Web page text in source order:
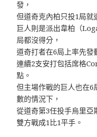
發，
但道奇克內柏只投1局就
巨人則是派出韋柏（
局都沒得分，
道奇打者在6局上率先發
連續2支安打包括席格
點。
但主場作戰的巨人也在
數的情況下，
從道奇第3任投手烏里
雙方戰成1比1平手。